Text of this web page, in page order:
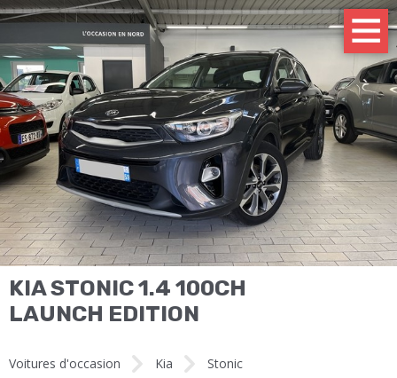
KIA STONIC 1.4 100CH
LAUNCH EDITION
Voitures d'occasion Kia Stonic